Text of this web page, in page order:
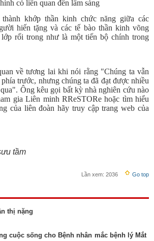
có liên quan đến lâm sàng
khớp thần kinh chức năng giữa các
hiến tặng và các tế bào thần kinh võng
rối trong như là một tiến bộ chính trong
về tương lai khi nói rằng "Chúng ta vẫn
trước, nhưng chúng ta đã đạt được nhiều
Ông kêu gọi bất kỳ nhà nghiên cứu nào
gia Liên minh RReSTORe hoặc tìm hiểu
của liên đoàn hãy truy cập trang web của
tầm
Lần xem: 2036 Go top
thị nặng
cuộc sống cho Bệnh nhân mắc bệnh lý Mắt